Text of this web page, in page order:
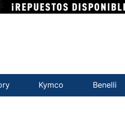
Kymco Benelli